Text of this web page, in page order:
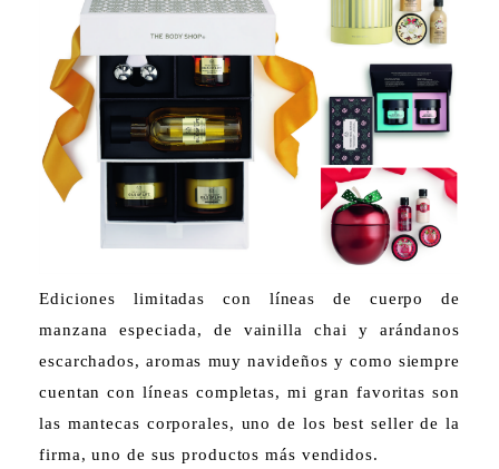
Ediciones limitadas con líneas de cuerpo de
manzana especiada, de vainilla chai y arándanos
escarchados, aromas muy navideños y como siempre
cuentan con líneas completas, mi gran favoritas son
las mantecas corporales, uno de los best seller de la
firma, uno de sus productos más vendidos.